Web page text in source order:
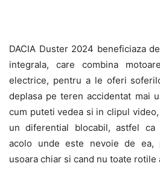
DACIA Duster 2024 beneficiaza
integrala, care combina
electrice, pentru a le oferi
deplasa pe teren accidentat mai
cum puteti vedea si in clipul
un diferential blocabil, astfel
acolo unde este nevoie de ea,
usoara chiar si cand nu toate rotile